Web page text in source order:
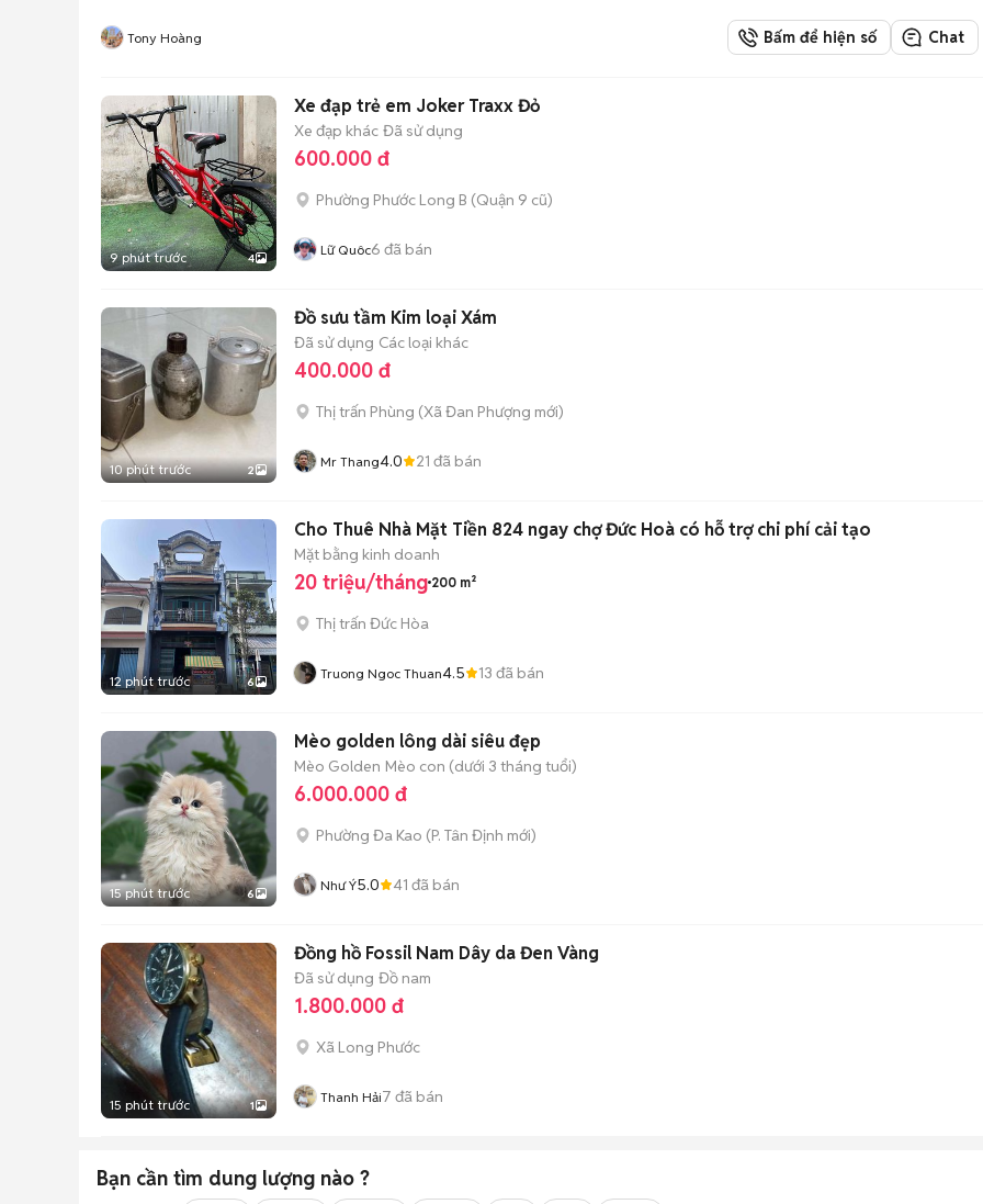
Tony Hoàng Bấm để hiện số Chat
9 phút trước 4
Xe đạp trẻ em Joker Traxx Đỏ
Xe đạp khác Đã sử dụng
600.000 đ
Phường Phước Long B (Quận 9 cũ)
Lữ Quôc6 đã bán
10 phút trước 2
Đồ sưu tầm Kim loại Xám
Đã sử dụng Các loại khác
400.000 đ
Thị trấn Phùng (Xã Đan Phượng mới)
Mr Thang4.0 21 đã bán
12 phút trước 6
Cho Thuê Nhà Mặt Tiền 824 ngay chợ Đức Hoà có hỗ trợ chi phí cải tạo
Mặt bằng kinh doanh
20 triệu/tháng 200 m²
Thị trấn Đức Hòa
Truong Ngoc Thuan4.5 13 đã bán
15 phút trước 6
Mèo golden lông dài siêu đẹp
Mèo Golden Mèo con (dưới 3 tháng tuổi)
6.000.000 đ
Phường Đa Kao (P. Tân Định mới)
Như Ý5.0 41 đã bán
15 phút trước 1
Đồng hồ Fossil Nam Dây da Đen Vàng
Đã sử dụng Đồ nam
1.800.000 đ
Xã Long Phước
Thanh Hải7 đã bán
Bạn cần tìm dung lượng nào ?